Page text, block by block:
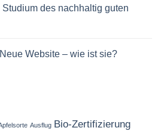
Studium des nachhaltig guten
Neue Website – wie ist sie?
Ausflug Bio-Zertifizierung